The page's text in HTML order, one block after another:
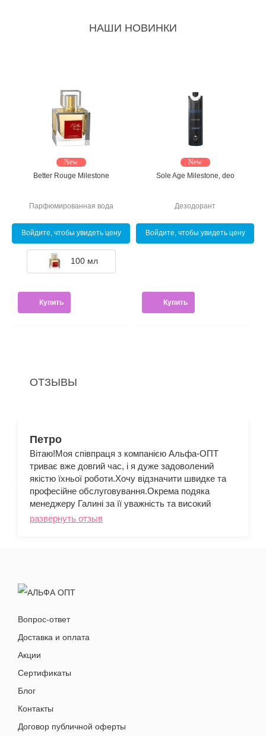
НАШИ НОВИНКИ
New
Sole Age Milestone
Парфюмированная вода
Войдите, чтобы увидеть цену
85 мл
Купить
New
Arabia the beauty Le Chameau
Парфюмированная вода
Войдите, чтобы увидеть цену
Купить
ОТЗЫВЫ
Петро
Вітаю!Моя співпраця з компанією Альфа-ОПТ
триває вже довгий час, і я дуже задоволений
якістю їхньої роботи.Хочу відзначити швидке та
професійне обслуговування.Окрема подяка
менеджеру Галині за її уважність та високий
рівень компетентності.Рекомендую Альфу як
развернуть отзыв
Вопрос-ответ
Доставка и оплата
Акции
Сертификаты
Блог
Контакты
Договор публичной оферты